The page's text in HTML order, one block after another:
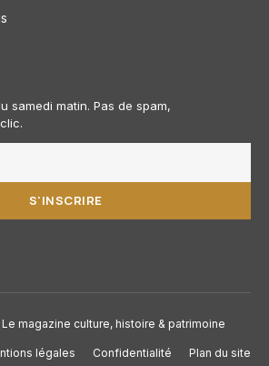
samedi matin. Pas de spam,
S'INSCRIRE
magazine culture, histoire & patrimoine
légales Confidentialité Plan du site